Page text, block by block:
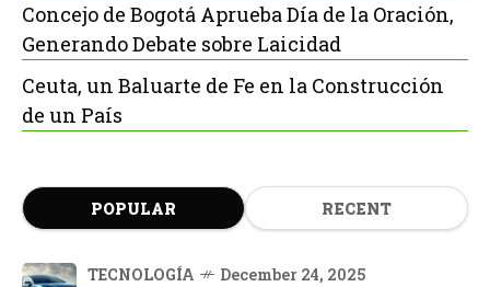
Concejo de Bogotá Aprueba Día de la Oración,
Generando Debate sobre Laicidad
Ceuta, un Baluarte de Fe en la Construcción
de un País
POPULAR RECENT
TECNOLOGÍA December 24, 2025